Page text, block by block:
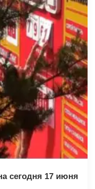
сегодня 17 июня